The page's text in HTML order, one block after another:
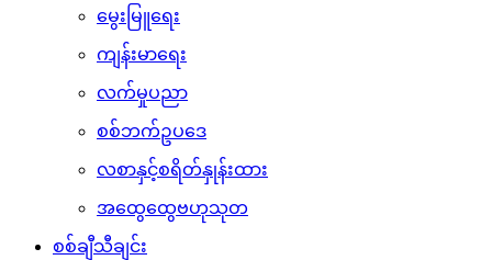
မွေးမြူရေး
ကျန်းမာရေး
လက်မှုပညာ
စစ်ဘက်ဥပဒေ
လစာနှင့်စရိတ်နှုန်းထား
အထွေထွေဗဟုသုတ
စစ်ချီသီချင်း